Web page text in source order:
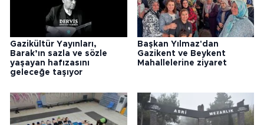
Gazikültür Yayınları,
Barak’ın sazla ve sözle
yaşayan hafızasını
geleceğe taşıyor
Başkan Yılmaz'dan
Gazikent ve Beykent
Mahallelerine ziyaret